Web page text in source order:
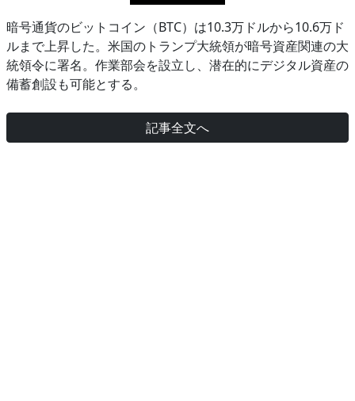
暗号通貨のビットコイン（BTC）は10.3万ドルから10.6万ド
ルまで上昇した。米国のトランプ大統領が暗号資産関連の大
統領令に署名。作業部会を設立し、潜在的にデジタル資産の
備蓄創設も可能とする。
記事全文へ